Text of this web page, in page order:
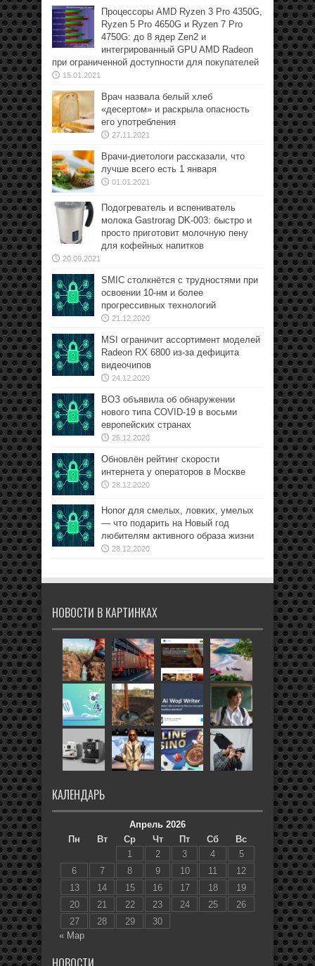
Процессоры AMD Ryzen 3 Pro 4350G,
Ryzen 5 Pro 4650G и Ryzen 7 Pro
4750G: до 8 ядер Zen2 и
интегрированный GPU AMD Radeon
при ограниченной доступности для покупателей
15.01.2021
Врач назвала белый хлеб
«десертом» и раскрыла опасность
его употребления
27.11.2021
Врачи-диетологи рассказали, что
лучше всего есть 1 января
01.01.2021
Подогреватель и вспениватель
молока Gastrorag DK-003: быстро и
просто приготовит молочную пену
для кофейных напитков
20.09.2021
SMIC столкнётся с трудностями при
освоении 10-нм и более
прогрессивных технологий
21.12.2020
MSI ограничит ассортимент моделей
Radeon RX 6800 из-за дефицита
видеочипов
24.12.2020
ВОЗ объявила об обнаружении
нового типа COVID-19 в восьми
европейских странах
26.12.2020
Обновлён рейтинг скорости
интернета у операторов в Москве
28.12.2020
Honor для смелых, ловких, умелых
— что подарить на Новый год
любителям активного образа жизни
28.12.2020
НОВОСТИ В КАРТИНКАХ
КАЛЕНДАРЬ
Апрель 2026
Пн
Вт Ср Чт Пт Сб
Вс
1
2 3 4
5
6
7 8 9 10 11
12
13
14 15 16 17 18
19
20
21 22 23 24 25
26
27
28 29
30
« Мар